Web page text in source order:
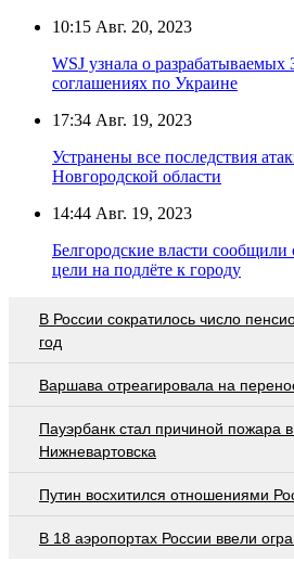
10:15 Авг. 20, 2023
WSJ узнала о
соглашениях по Украине
17:34 Авг. 19, 2023
Устранены все последствия
Новгородской области
14:44 Авг. 19, 2023
Белгородские власти
цели на подлёте к городу
В России сократилось число
год
Варшава отреагировала на
Пауэрбанк стал причиной пожара
Нижневартовска
Путин восхитился отношениями
В 18 аэропортах России ввели